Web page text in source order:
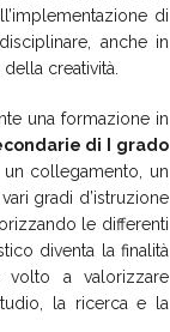
di
anche in
creatività.
una formazione in
di I grado
un collegamento, un
gradi d’istruzione
le differenti
diventa la finalità
volto a valorizzare
la ricerca e la